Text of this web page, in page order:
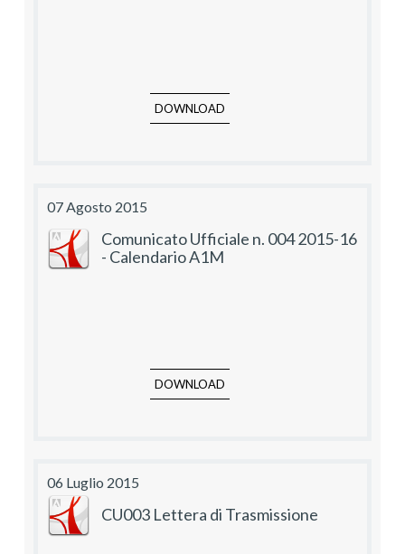
DOWNLOAD
07 Agosto 2015
Comunicato Ufficiale n. 004 2015-16
- Calendario A1M
DOWNLOAD
06 Luglio 2015
CU003 Lettera di Trasmissione